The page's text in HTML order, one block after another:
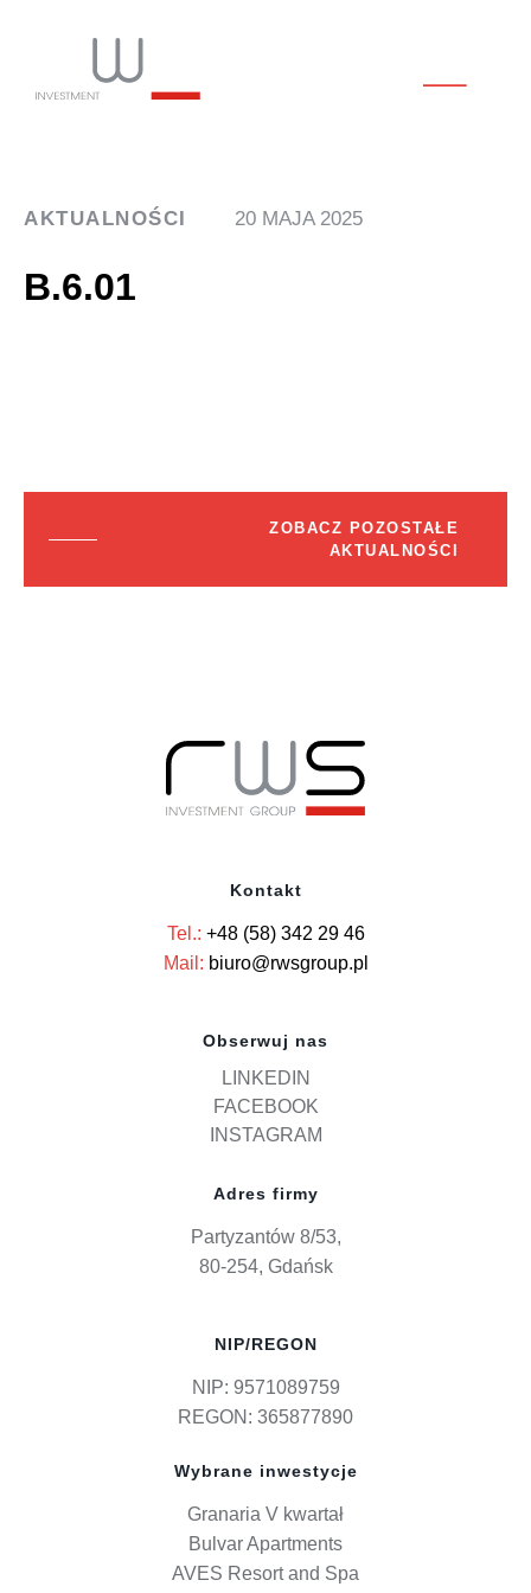
AKTUALNOŚCI 20 MAJA 2025
B.6.01
ZOBACZ POZOSTAŁE
AKTUALNOŚCI
Kontakt
Tel.: +48 (58) 342 29 46
Mail: biuro@rwsgroup.pl
Obserwuj nas
LINKEDIN
FACEBOOK
INSTAGRAM
Adres firmy
Partyzantów 8/53,
80-254, Gdańsk
NIP/REGON
NIP: 9571089759
REGON: 365877890
Wybrane inwestycje
Granaria V kwartał
Bulvar Apartments
AVES Resort and Spa